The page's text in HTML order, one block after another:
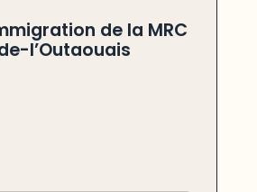
de la MRC
l’Outaouais